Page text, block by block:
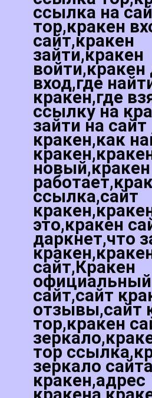
ссылка на
тор,кракен
сайт,кракен
зайти,кракен
войти,кракен
вход,где
кракен,где
ссылку на
зайти на сайт
кракен,как
ссылка,сайт
это,кракен
даркнет,что
сайт,Кракен
официальный
сайт,сайт
отзывы,сайт
тор,кракен
тор
зеркало
кракен,адрес